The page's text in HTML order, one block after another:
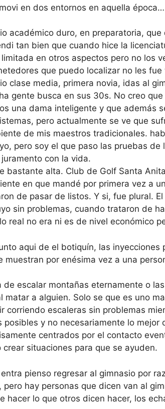
en dos entornos en aquella
académico duro, en preparatoria,
tan bien que cuando hice la
limitada en otros aspectos pero no los
que puedo localizar no les
clase media, primera novia, idas al
gente busca en sus 30s. No creo
una dama inteligente y que además
pero actualmente se ve que
de mis maestros tradicionales.
pero soy el que paso las pruebas
juramento con la vida.
bastante alta. Club de Golf Santa
en que mandé por primera vez a
de pasar de listos. Y si, fue plural.
sin problemas, cuando trataron de
real no era ni es de nivel económico
aqui de el botiquín, las
muestran por enésima vez a una
de escalar montañas eternamente o
matar a alguien. Solo se que es uno
corriendo escaleras sin problemas
posibles y no necesariamente lo mejor
centrados por el contacto
crear situaciones para que se ayuden.
pienso regresar al gimnasio por
pero hay personas que dicen van al
hacer lo que otros dicen hacer, los